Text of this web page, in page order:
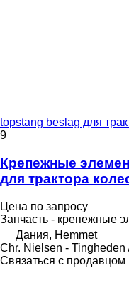
topstang beslag для
9
Крепежные
для трактора
Цена по запросу
Запчасть - крепежные
Дания, Hemmet
Chr. Nielsen - Tingheden
Связаться с продавцом